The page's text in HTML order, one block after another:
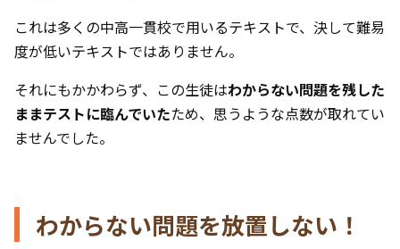
これは多くの中高一貫校で用いるテキストで、決して難易
度が低いテキストではありません。
それにもかかわらず、この生徒はわからない問題を残した
ままテストに臨んでいたため、思うような点数が取れてい
ませんでした。
わからない問題を放置しない！